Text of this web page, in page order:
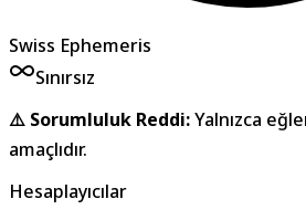
Swiss Ephemeris
Sınırsız
⚠️ Sorumluluk Reddi:Yalnızca
amaçlıdır.
Hesaplayıcılar